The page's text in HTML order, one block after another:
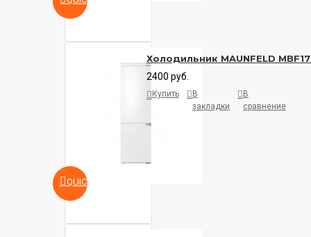
QUICKVIEW
Холодильник MAUNFELD
2400 руб.
Купить
В
закладки
В
сравнение